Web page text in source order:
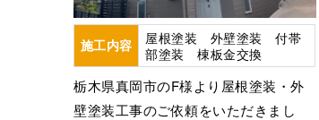
施工内容
屋根塗装 外壁塗装 付帯
部塗装 棟板金交換
栃木県真岡市のF様より屋根塗装・外
壁塗装工事のご依頼をいただきまし